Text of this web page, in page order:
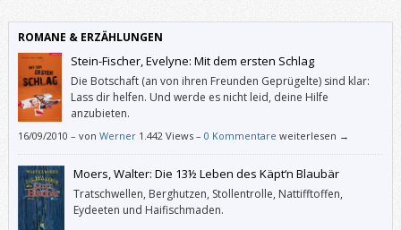
ROMANE & ERZÄHLUNGEN
Stein-Fischer, Evelyne: Mit dem ersten Schlag
Die Botschaft (an von ihren Freunden Geprügelte) sind klar:
Lass dir helfen. Und werde es nicht leid, deine Hilfe
anzubieten.
16/09/2010 – von Werner 1.442 Views – 0 Kommentare weiterlesen →
Moers, Walter: Die 13½ Leben des Käpt‘n Blaubär
Tratschwellen, Berghutzen, Stollentrolle, Nattifftoffen,
Eydeeten und Haifischmaden.